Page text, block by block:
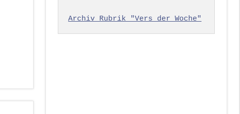
Archiv Rubrik "Vers der Woche"